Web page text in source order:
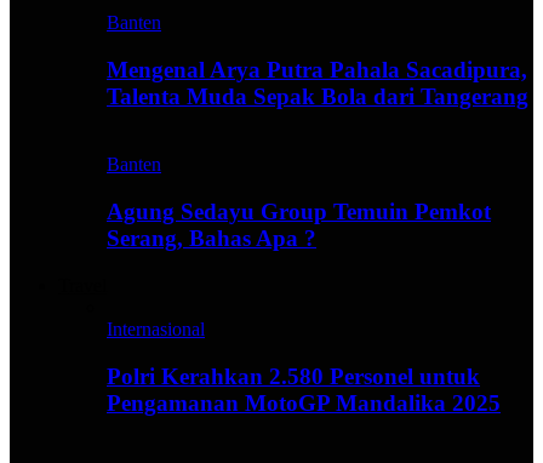
Banten
Mengenal Arya Putra Pahala Sacadipura,
Talenta Muda Sepak Bola dari Tangerang
Banten
Agung Sedayu Group Temuin Pemkot
Serang, Bahas Apa ?
Internasional
Polri Kerahkan 2.580 Personel untuk
Pengamanan MotoGP Mandalika 2025